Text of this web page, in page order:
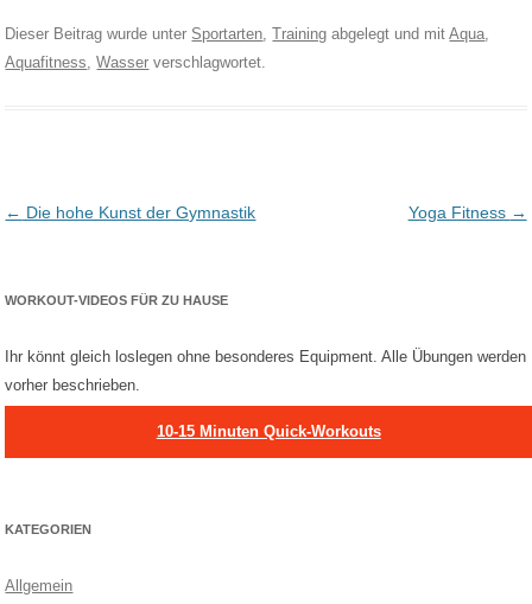
Dieser Beitrag wurde unter Sportarten,Training abgelegt und mitAqua,
Aquafitness,Wasser verschlagwortet.
Post navigation
← Die hohe Kunst der Gymnastik Yoga Fitness →
WORKOUT-VIDEOS FÜR ZU HAUSE
Ihr könnt gleich loslegen ohne besonderes Equipment. Alle Übungen werden
vorher beschrieben.
10-15 Minuten Quick-Workouts
KATEGORIEN
Allgemein